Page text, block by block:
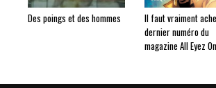
Des poings et des hommes
Il faut vraiment
dernier numéro du
magazine All Eyez